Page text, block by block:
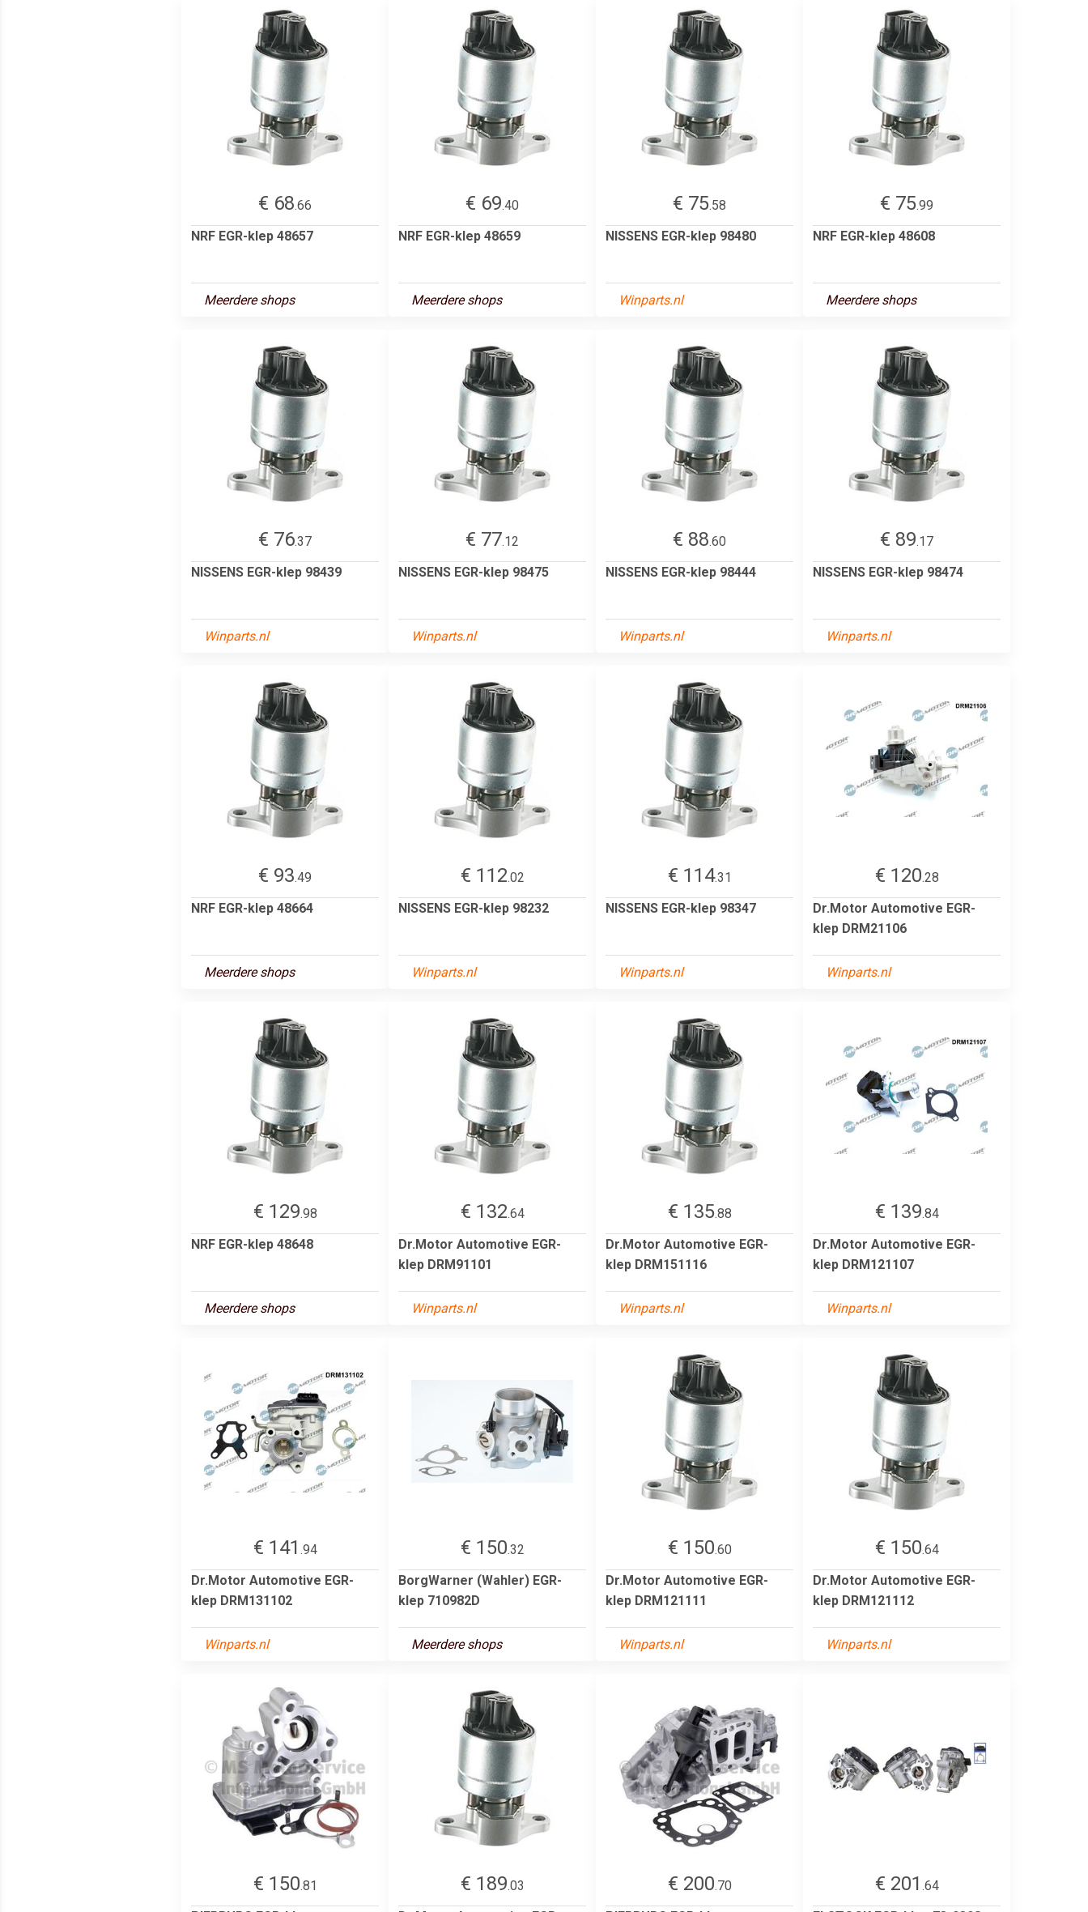
€ 68.66
NRF EGR-klep 48657
Meerdere shops
€ 69.40
NRF EGR-klep 48659
Meerdere shops
€ 75.58
NISSENS EGR-klep 98480
Winparts.nl
€ 75.99
NRF EGR-klep 48608
Meerdere shops
€ 76.37
NISSENS EGR-klep 98439
Winparts.nl
€ 77.12
NISSENS EGR-klep 98475
Winparts.nl
€ 88.60
NISSENS EGR-klep 98444
Winparts.nl
€ 89.17
NISSENS EGR-klep 98474
Winparts.nl
€ 93.49
NRF EGR-klep 48664
Meerdere shops
€ 112.02
NISSENS EGR-klep 98232
Winparts.nl
€ 114.31
NISSENS EGR-klep 98347
Winparts.nl
€ 120.28
Dr.Motor Automotive EGR-
klep DRM21106
Winparts.nl
€ 129.98
NRF EGR-klep 48648
Meerdere shops
€ 132.64
Dr.Motor Automotive EGR-
klep DRM91101
Winparts.nl
€ 135.88
Dr.Motor Automotive EGR-
klep DRM151116
Winparts.nl
€ 139.84
Dr.Motor Automotive EGR-
klep DRM121107
Winparts.nl
€ 141 .94
Dr.Motor Automotive EGR-
klep DRM131102
Winparts.nl
€ 150.32
BorgWarner (Wahler) EGR-
klep 710982D
Meerdere shops
€ 150.60
Dr.Motor Automotive EGR-
klep DRM121111
Winparts.nl
€ 150.64
Dr.Motor Automotive EGR-
klep DRM121112
Winparts.nl
€ 150.81
€ 189.03
€ 200.70
€ 201 .64